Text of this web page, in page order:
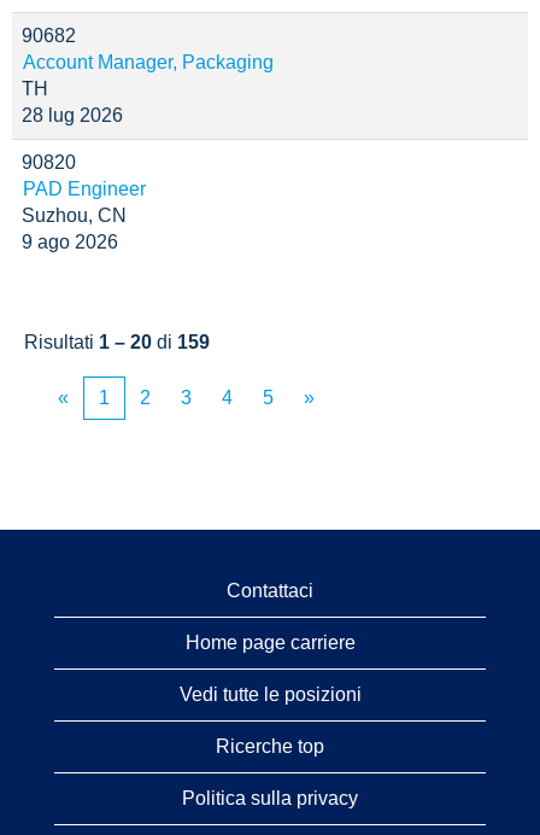
90682
Account Manager, Packaging
TH
28 lug 2026
90820
PAD Engineer
Suzhou, CN
9 ago 2026
Risultati 1 – 20 di 159
« 1 2 3 4 5 »
Contattaci
Home page carriere
Vedi tutte le posizioni
Ricerche top
Politica sulla privacy